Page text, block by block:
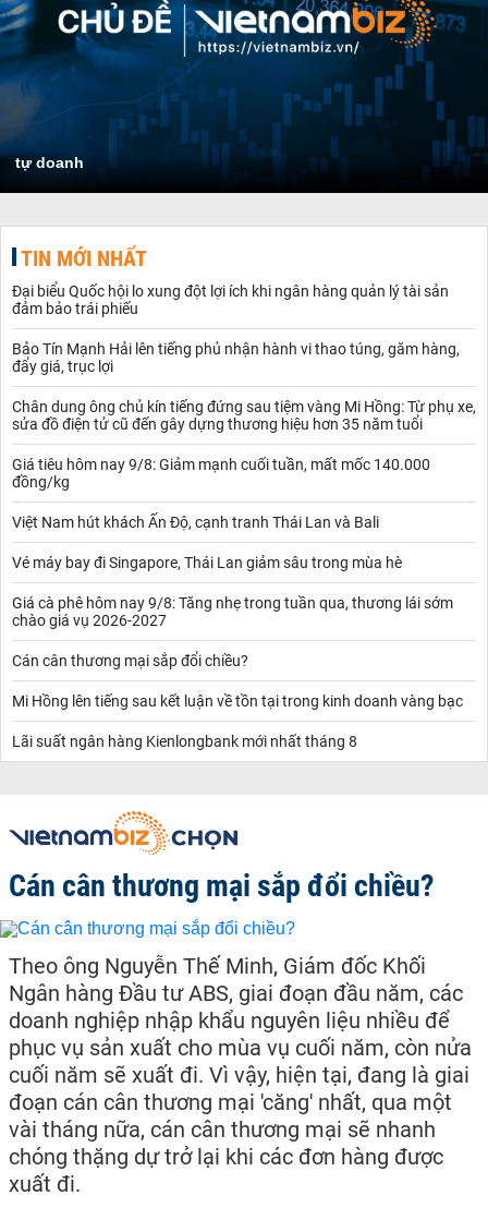
tự doanh
TIN MỚI NHẤT
Đại biểu Quốc hội lo xung đột lợi ích khi ngân hàng quản lý tài sản
đảm bảo trái phiếu
Bảo Tín Mạnh Hải lên tiếng phủ nhận hành vi thao túng, găm hàng,
đẩy giá, trục lợi
Chân dung ông chủ kín tiếng đứng sau tiệm vàng Mi Hồng: Từ phụ xe,
sửa đồ điện tử cũ đến gây dựng thương hiệu hơn 35 năm tuổi
Giá tiêu hôm nay 9/8: Giảm mạnh cuối tuần, mất mốc 140.000
đồng/kg
Việt Nam hút khách Ấn Độ, cạnh tranh Thái Lan và Bali
Vé máy bay đi Singapore, Thái Lan giảm sâu trong mùa hè
Giá cà phê hôm nay 9/8: Tăng nhẹ trong tuần qua, thương lái sớm
chào giá vụ 2026-2027
Cán cân thương mại sắp đổi chiều?
Mi Hồng lên tiếng sau kết luận về tồn tại trong kinh doanh vàng bạc
Lãi suất ngân hàng Kienlongbank mới nhất tháng 8
Cán cân thương mại sắp đổi chiều?
Theo ông Nguyễn Thế Minh, Giám đốc Khối
Ngân hàng Đầu tư ABS, giai đoạn đầu năm, các
doanh nghiệp nhập khẩu nguyên liệu nhiều để
phục vụ sản xuất cho mùa vụ cuối năm, còn nửa
cuối năm sẽ xuất đi. Vì vậy, hiện tại, đang là giai
đoạn cán cân thương mại 'căng' nhất, qua một
vài tháng nữa, cán cân thương mại sẽ nhanh
chóng thặng dự trở lại khi các đơn hàng được
xuất đi.